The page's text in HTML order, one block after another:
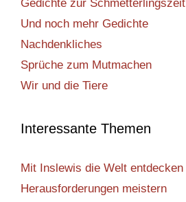
Gedichte zur Schmetterlingszeit
Und noch mehr Gedichte
Nachdenkliches
Sprüche zum Mutmachen
Wir und die Tiere
Interessante Themen
Mit Inslewis die Welt entdecken
Herausforderungen meistern